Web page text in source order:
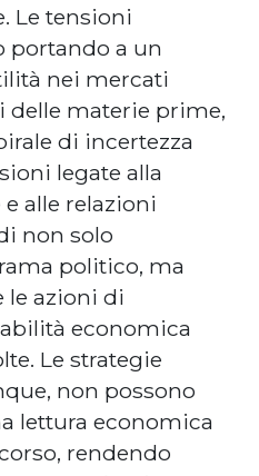
Le tensioni
portando a un
nei mercati
delle materie prime,
di incertezza
legate alla
alle relazioni
non solo
politico, ma
le azioni di
economica
Le strategie
non possono
lettura economica
rendendo